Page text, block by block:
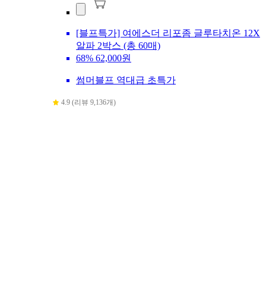
[블프특가] 여에스더 리포좀 글루타치온 12X
알파 2박스 (총 60매)
68% 62,000원
썸머블프 역대급 초특가
4.9 (리뷰 9,136개)